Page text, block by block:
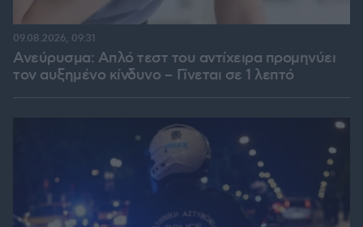
Ανεύρυσμα: Απλό τεστ του αντίχειρα προμηνύει
τον αυξημένο κίνδυνο – Γίνεται σε 1 λεπτό
09.08.2026, 09:31